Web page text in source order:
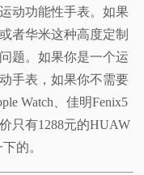
动功能性手表。如果
者华米这种高度定制
题。如果你是一个运
手表，如果你不需要
Watch、佳明Fenix5
只有1288元的HUAW
的。